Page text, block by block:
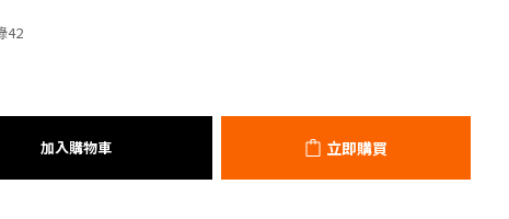
42
加入購物車 立即購買